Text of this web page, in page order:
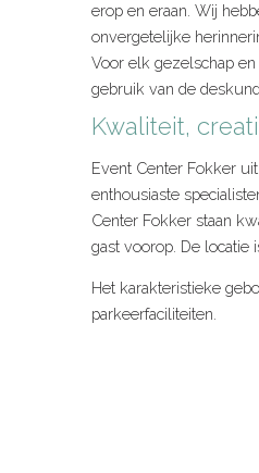
erop en eraan. Wij
onvergetelijke
Voor elk gezelschap
gebruik van de
Kwaliteit,
Event Center Fokker
enthousiaste
Center Fokker staan
gast voorop. De locatie
Het karakteristieke
parkeerfaciliteiten.